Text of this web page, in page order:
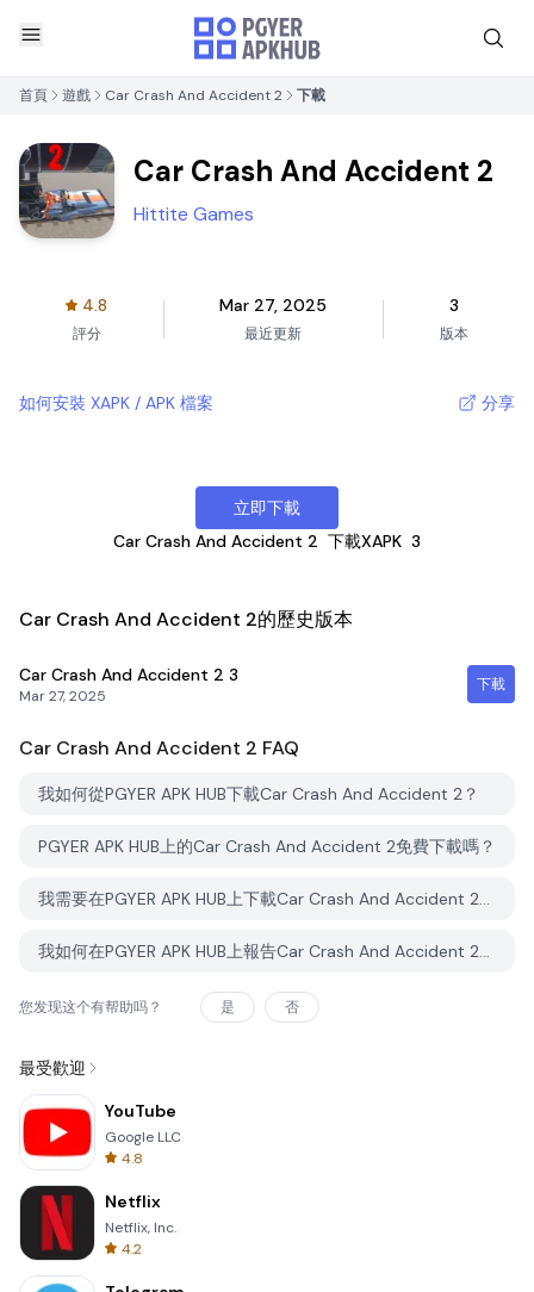
首頁 遊戲 Car Crash And Accident 2 下載
Car Crash And Accident 2
Hittite Games
4.8
評分
Mar 27, 2025
最近更新
3
版本
如何安裝 XAPK / APK 檔案 分享
立即下載
Car Crash And Accident 2 下載XAPK 3
Car Crash And Accident 2的歷史版本
Car Crash And Accident 2 3
Mar 27, 2025
下載
Car Crash And Accident 2 FAQ
我如何從PGYER APK HUB下載Car Crash And Accident 2？
PGYER APK HUB上的Car Crash And Accident 2免費下載嗎？
我需要在PGYER APK HUB上下載Car Crash And Accident 2時需要帳戶嗎？
我如何在PGYER APK HUB上報告Car Crash And Accident 2的問題？
您发现这个有帮助吗？ 是 否
最受歡迎
YouTube
Google LLC
4.8
Netflix
Netflix, Inc.
4.2